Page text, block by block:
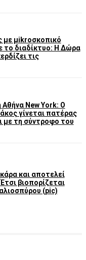
με μikroσκοπικό
το διαδίκτυο: Η Δώρα
τις
Αθήνα New York: Ο
γίνεται πατέρας
με τη σύντροφο του
και αποτελεί
βιοπορίζεται
(pic)